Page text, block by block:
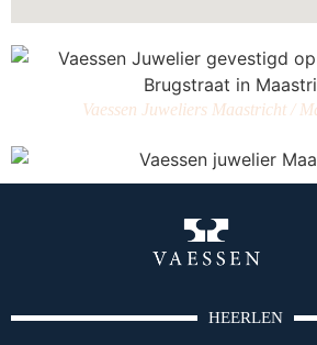
Vaessen Juweliers Maastricht /
HEERLEN